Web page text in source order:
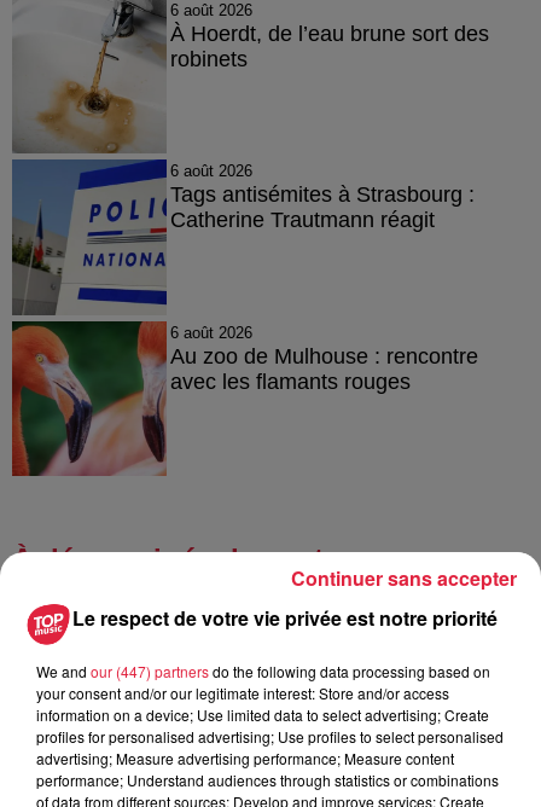
6 août 2026
À Hoerdt, de l’eau brune sort des
robinets
6 août 2026
Tags antisémites à Strasbourg :
Catherine Trautmann réagit
6 août 2026
Au zoo de Mulhouse : rencontre
avec les flamants rouges
À découvrir également
Le respect de votre vie privée est notre priorité
We and our (447) partnersdo the following data processing based on
your consent and/or our legitimate interest: Store and/or access
information on a device; Use limited data to select advertising; Create
profiles for personalised advertising; Use profiles to select personalised
advertising; Measure advertising performance; Measure content
performance; Understand audiences through statistics or combinations
of data from different sources; Develop and improve services; Create
Continuer sans accepter